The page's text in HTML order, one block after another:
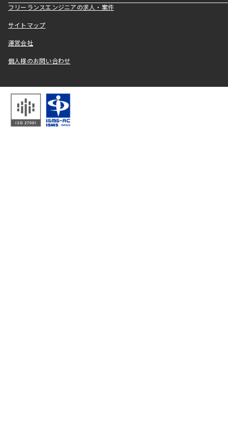
フリーランスエンジニアの求人・案件
サイトマップ
運営会社
個人様のお問い合わせ